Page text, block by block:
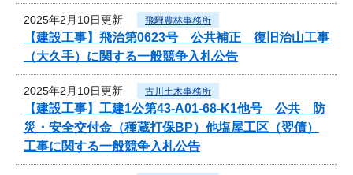
2025年2月10日更新 飛騨農林事務所
【建設工事】飛治第0623号 公共補正 復旧治山工事
（大久手）に関する一般競争入札公告
2025年2月10日更新 古川土木事務所
【建設工事】工建1公第43-A01-68-K1他号 公共 防
災・安全交付金（種蔵打保BP）他塩屋工区（翌債）
工事に関する一般競争入札公告